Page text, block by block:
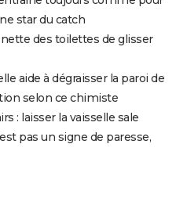
star du catch
des toilettes de glisser
aide à dégraisser la paroi de
selon ce chimiste
: laisser la vaisselle sale
pas un signe de paresse,